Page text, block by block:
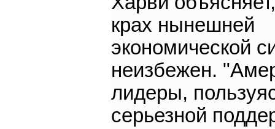
крах нынешней
экономической
неизбежен.
лидеры,
серьезной